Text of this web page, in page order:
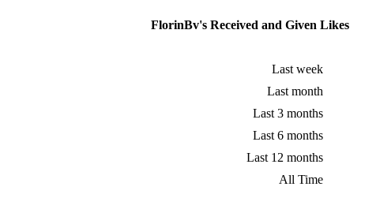
FlorinBv's Received and Given Likes
Last week
Last month
Last 3 months
Last 6 months
Last 12 months
All Time